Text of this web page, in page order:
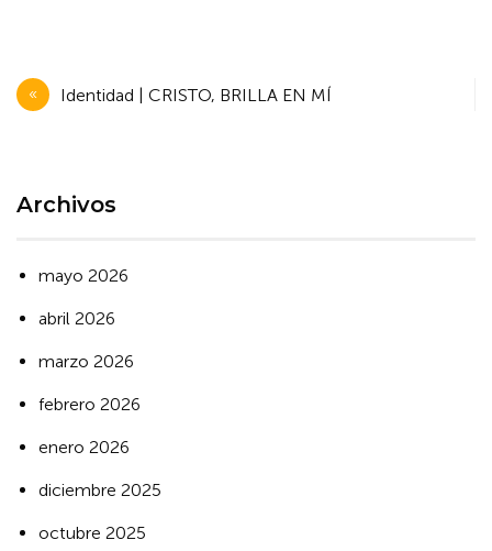
Navegación
de
Identidad | CRISTO, BRILLA EN MÍ
Archivos
mayo 2026
abril 2026
marzo 2026
febrero 2026
enero 2026
diciembre 2025
octubre 2025